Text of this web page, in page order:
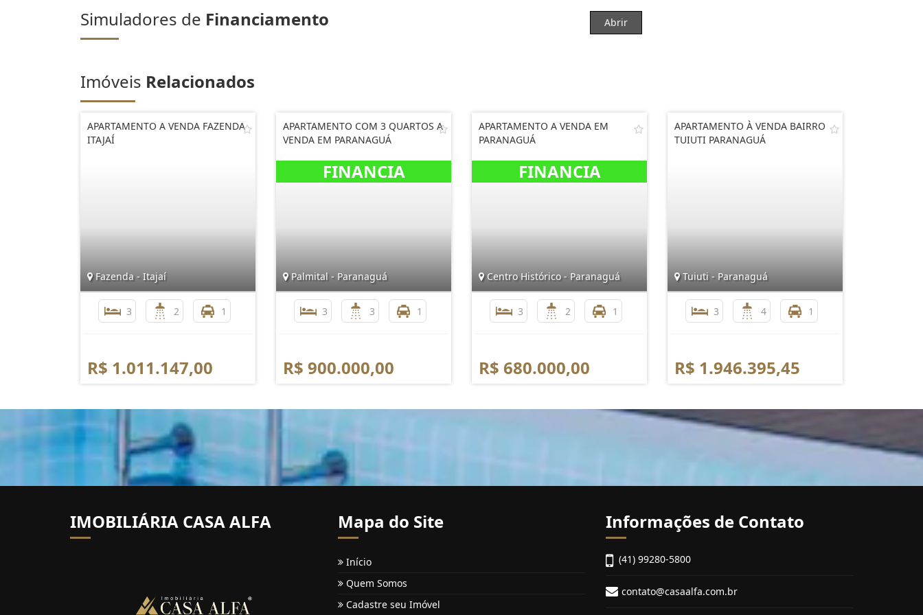
Simuladores de Financiamento Abrir
Imóveis Relacionados
APARTAMENTO A VENDA FAZENDA
ITAJAÍ
Fazenda - Itajaí
3 2 1
R$ 1.011.147,00
APARTAMENTO COM 3 QUARTOS A
VENDA EM PARANAGUÁ
Palmital - Paranaguá
3 3 1
R$ 900.000,00
APARTAMENTO A VENDA EM
PARANAGUÁ
Centro Histórico - Paranaguá
3 2 1
R$ 680.000,00
APARTAMENTO À VENDA BAIRRO
TUIUTI PARANAGUÁ
Tuiuti - Paranaguá
3 4 1
R$ 1.946.395,45
IMOBILIÁRIA CASA ALFA Mapa do Site
Início
Quem Somos
Cadastre seu Imóvel
Informações de Contato
(41) 99280-5800
contato@casaalfa.com.br